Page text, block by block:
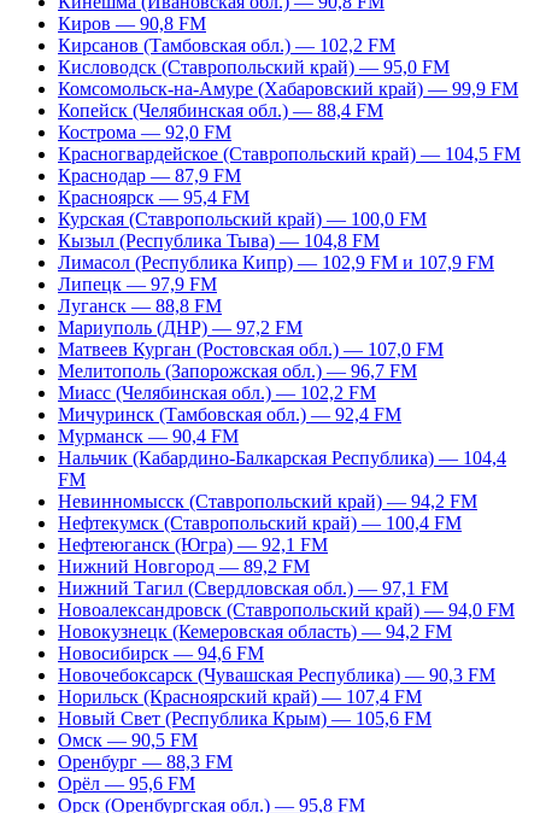
Киров — 90,8 FM
Кирсанов (Тамбовская обл.) — 102,2 FM
Кисловодск (Ставропольский край) — 95,0 FM
Комсомольск-на-Амуре (Хабаровский край) — 99,9 FM
Копейск (Челябинская обл.) — 88,4 FM
Кострома — 92,0 FM
Красногвардейское (Ставропольский край) — 104,5 FM
Краснодар — 87,9 FM
Красноярск — 95,4 FM
Курская (Ставропольский край) — 100,0 FM
Кызыл (Республика Тыва) — 104,8 FM
Лимасол (Республика Кипр) — 102,9 FM и 107,9 FM
Липецк — 97,9 FM
Луганск — 88,8 FM
Мариуполь (ДНР) — 97,2 FM
Матвеев Курган (Ростовская обл.) — 107,0 FM
Мелитополь (Запорожская обл.) — 96,7 FM
Миасс (Челябинская обл.) — 102,2 FM
Мичуринск (Тамбовская обл.) — 92,4 FM
Мурманск — 90,4 FM
Нальчик (Кабардино-Балкарская Республика) — 104,4
FM
Невинномысск (Ставропольский край) — 94,2 FM
Нефтекумск (Ставропольский край) — 100,4 FM
Нефтеюганск (Югра) — 92,1 FM
Нижний Новгород — 89,2 FM
Нижний Тагил (Свердловская обл.) — 97,1 FM
Новоалександровск (Ставропольский край) — 94,0 FM
Новокузнецк (Кемеровская область) — 94,2 FM
Новосибирск — 94,6 FM
Новочебоксарск (Чувашская Республика) — 90,3 FM
Норильск (Красноярский край) — 107,4 FM
Новый Свет (Республика Крым) — 105,6 FM
Омск — 90,5 FM
Оренбург — 88,3 FM
Орёл — 95,6 FM
Орск (Оренбургская обл.) — 95,8 FM